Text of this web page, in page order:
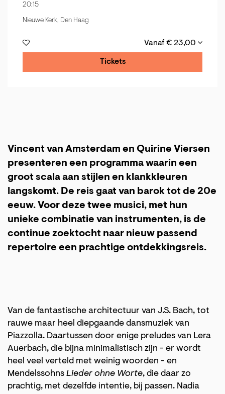
20:15
Nieuwe Kerk, Den Haag
Vanaf € 23,00
Tickets
Vincent van Amsterdam en Quirine Viersen
presenteren een programma waarin een
groot scala aan stijlen en klankkleuren
langskomt. De reis gaat van barok tot de 20e
eeuw. Voor deze twee musici, met hun
unieke combinatie van instrumenten, is de
continue zoektocht naar nieuw passend
repertoire een prachtige ontdekkingsreis.
Van de fantastische architectuur van J.S. Bach, tot
rauwe maar heel diepgaande dansmuziek van
Piazzolla. Daartussen door enige preludes van Lera
Auerbach, die bijna minimalistisch zijn - er wordt
heel veel verteld met weinig woorden - en
Mendelssohns Lieder ohne Worte, die daar zo
prachtig, met dezelfde intentie, bij passen. Nadia